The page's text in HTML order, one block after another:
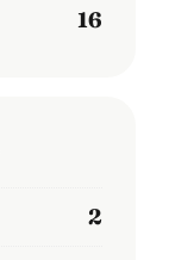
16
2